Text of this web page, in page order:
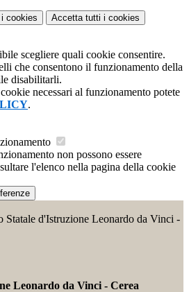
i cookies Accetta tutti i cookies
scegliere quali cookie consentire.
che consentono il funzionamento della
disabilitarli.
necessari al funzionamento potete
.
non possono essere
l'elenco nella pagina della cookie
Statale d'Istruzione Leonardo da Vinci -
Leonardo da Vinci - Cerea